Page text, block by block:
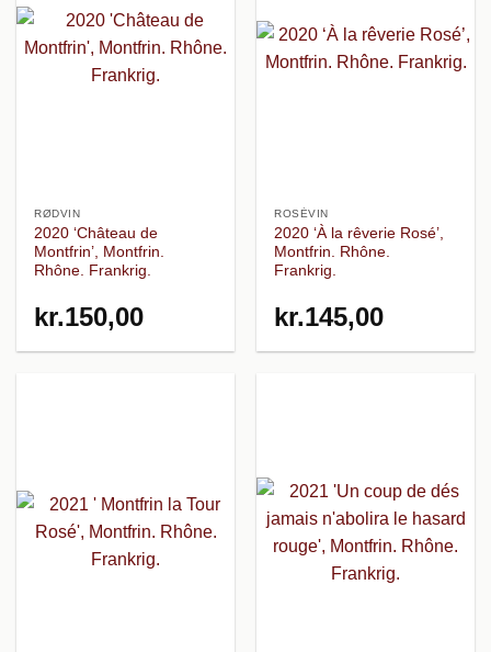
RØDVIN
2020 ‘Château de
Montfrin’, Montfrin.
Rhône. Frankrig.
kr.150,00
ROSÉVIN
2020 ‘À la rêverie Rosé’,
Montfrin. Rhône.
Frankrig.
kr.145,00